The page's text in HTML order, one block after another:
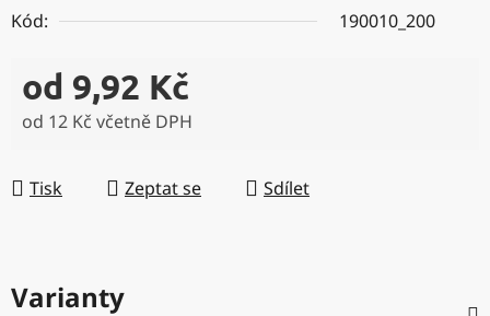
Kód: 190010_200
od 9,92 Kč
od 12 Kč včetně DPH
Tisk
Zeptat se Sdílet
Varianty